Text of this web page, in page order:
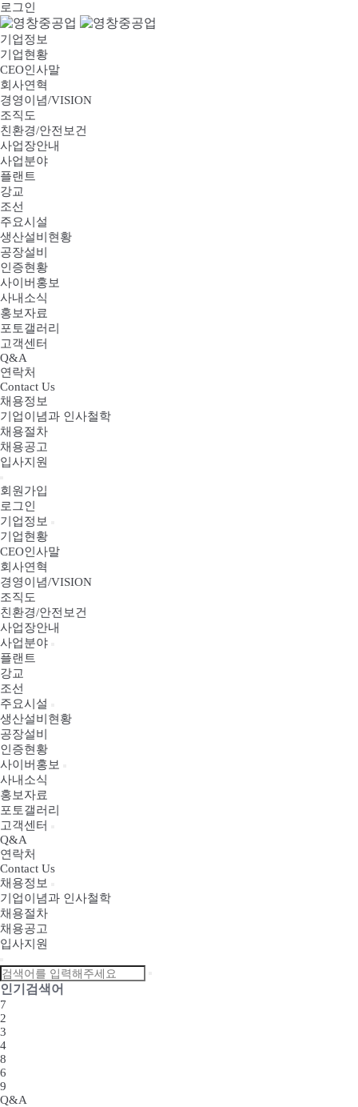
로그인
기업정보
기업현황
CEO인사말
회사연혁
경영이념/VISION
조직도
친환경/안전보건
사업장안내
사업분야
플랜트
강교
조선
주요시설
생산설비현황
공장설비
인증현황
사이버홍보
사내소식
홍보자료
포토갤러리
고객센터
Q&A
연락처
Contact Us
채용정보
기업이념과 인사철학
채용절차
채용공고
입사지원
회원가입
로그인
기업정보
기업현황
CEO인사말
회사연혁
경영이념/VISION
조직도
친환경/안전보건
사업장안내
사업분야
플랜트
강교
조선
주요시설
생산설비현황
공장설비
인증현황
사이버홍보
사내소식
홍보자료
포토갤러리
고객센터
Q&A
연락처
Contact Us
채용정보
기업이념과 인사철학
채용절차
채용공고
입사지원
인기검색어
7
2
3
4
8
6
9
Q&A